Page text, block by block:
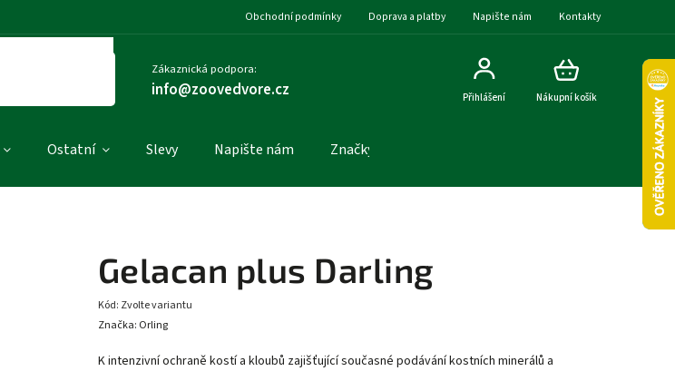
Obchodní podmínky Doprava a platby Napište nám Kontakty
Zákaznická podpora:
info@zoovedvore.cz Nákupní košík
Přihlášení
Ostatní Slevy Napište nám Značky
Gelacan plus Darling
Kód: Zvolte variantu
K intenzivní ochraně kostí a kloubů zajišťující současné podávání kostních minerálů a
Značka: Orling